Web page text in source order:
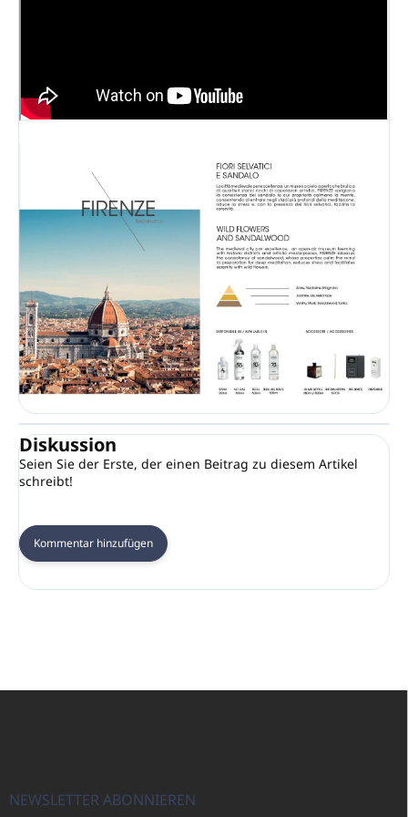
Diskussion
Seien Sie der Erste, der einen Beitrag zu diesem Artikel
schreibt!
Kommentar hinzufügen
NEWSLETTER ABONNIEREN